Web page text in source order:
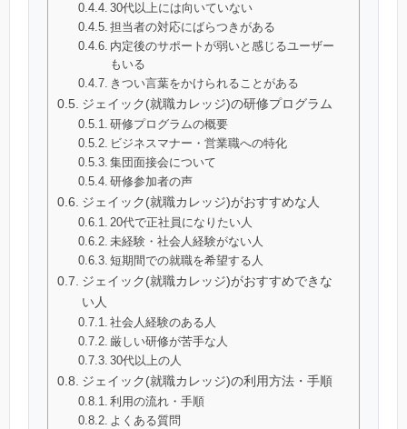
30代以上には向いていない
担当者の対応にばらつきがある
内定後のサポートが弱いと感じるユーザー
もいる
きつい言葉をかけられることがある
ジェイック(就職カレッジ)の研修プログラム
研修プログラムの概要
ビジネスマナー・営業職への特化
集団面接会について
研修参加者の声
ジェイック(就職カレッジ)がおすすめな人
20代で正社員になりたい人
未経験・社会人経験がない人
短期間での就職を希望する人
ジェイック(就職カレッジ)がおすすめできな
い人
社会人経験のある人
厳しい研修が苦手な人
30代以上の人
ジェイック(就職カレッジ)の利用方法・手順
利用の流れ・手順
よくある質問